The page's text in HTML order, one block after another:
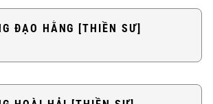
ĐẠO HẰNG [THIỀN SƯ]